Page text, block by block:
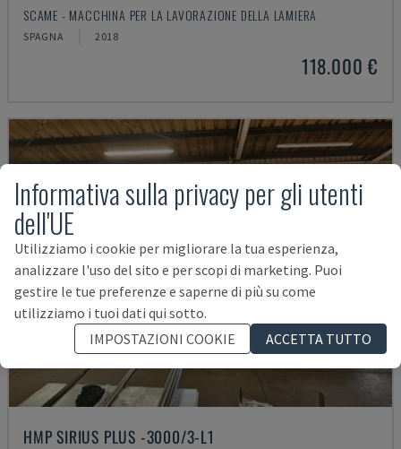
SCAME - MACCHINA PER LA LAVORAZIONE DELLA LAMIERA
SPAGNA 2018
118.000 €
HMP SIRIUS PLUS -3000/3-L1
Informativa sulla privacy per gli utenti
dell'UE
Utilizziamo i cookie per migliorare la tua esperienza,
analizzare l'uso del sito e per scopi di marketing. Puoi
gestire le tue preferenze e saperne di più su come
utilizziamo i tuoi dati qui sotto.
IMPOSTAZIONI COOKIE
ACCETTA TUTTO